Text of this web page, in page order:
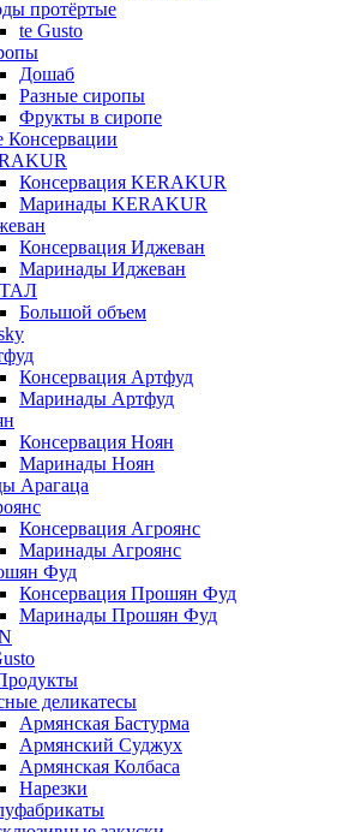
протёртые
te Gusto
Дошаб
Разные сиропы
Фрукты в сиропе
Консервация KERAKUR
Маринады KERAKUR
Консервация Иджеван
Маринады Иджеван
Большой объем
Консервация Артфуд
Маринады Артфуд
Консервация Ноян
Маринады Ноян
Арагаца
Консервация Агроянс
Маринады Агроянс
Фуд
Консервация Прошян Фуд
Маринады Прошян Фуд
деликатесы
Армянская Бастурма
Армянский Суджух
Армянская Колбаса
Нарезки